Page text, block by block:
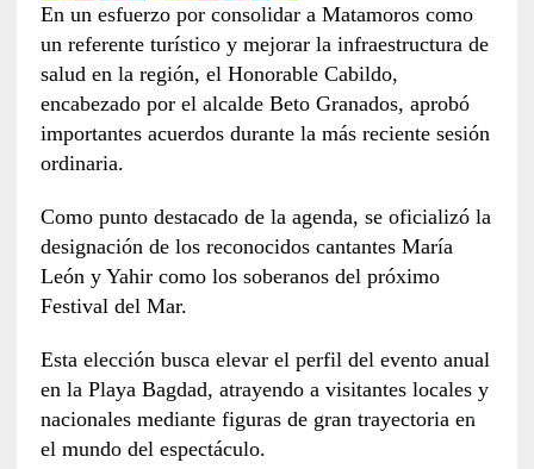
En un esfuerzo por consolidar a Matamoros como
un referente turístico y mejorar la infraestructura de
salud en la región, el Honorable Cabildo,
encabezado por el alcalde Beto Granados, aprobó
importantes acuerdos durante la más reciente sesión
ordinaria.
Como punto destacado de la agenda, se oficializó la
designación de los reconocidos cantantes María
León y Yahir como los soberanos del próximo
Festival del Mar.
Esta elección busca elevar el perfil del evento anual
en la Playa Bagdad, atrayendo a visitantes locales y
nacionales mediante figuras de gran trayectoria en
el mundo del espectáculo.